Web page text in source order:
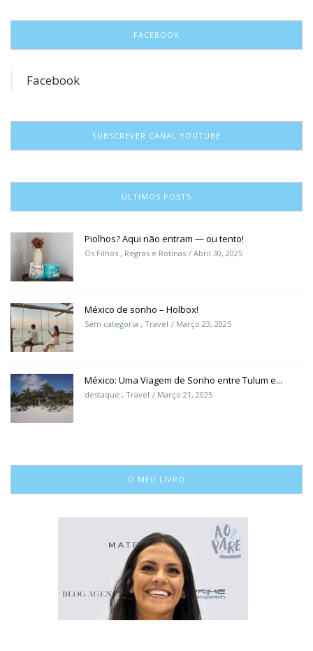
FACEBOOK
Facebook
SUBSCREVER CANAL YOUTUBE
ÚLTIMOS POSTS
Piolhos? Aqui não entram — ou tento!
Os Filhos , Regras e Rotinas Abril 30, 2025
México de sonho – Holbox!
Sem categoria , Travel Março 23, 2025
México: Uma Viagem de Sonho entre Tulum e...
destaque , Travel Março 21, 2025
O MEU LIVRO